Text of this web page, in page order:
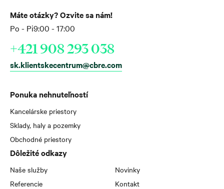
Ponuka nehnuteľností
Kancelárske priestory
Sklady, haly a pozemky
Obchodné priestory
Dôležité odkazy
Naše služby
Referencie
Novinky
Kontakt
Máte otázky? Ozvite sa nám!
Po - Pi9:00 - 17:00
+421 908 293 038
sk.klientskecentrum@cbre.com